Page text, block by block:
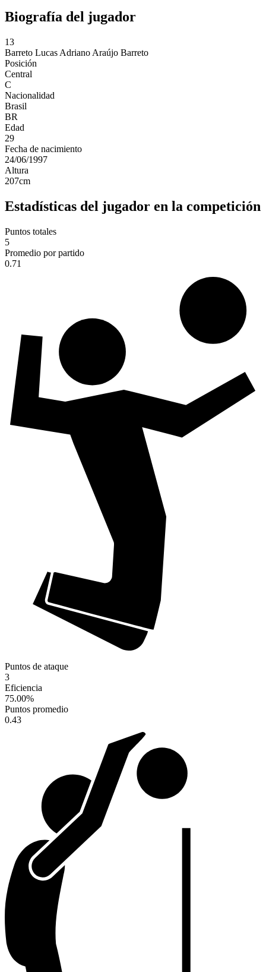
Biografía del jugador
13
Barreto Lucas Adriano Araújo Barreto
Posición
Central
C
Nacionalidad
Brasil
BR
Edad
29
Fecha de nacimiento
24/06/1997
Altura
207cm
Estadísticas del jugador en la competición
Puntos totales
5
Promedio por partido
0.71
Puntos de ataque
3
Eficiencia
75.00%
Puntos promedio
0.43